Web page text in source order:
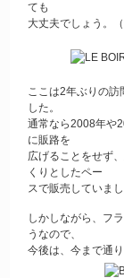
ても
大丈夫でしょう。（
ここは2年ぶりの訪
した。
通常なら2008年や
に販路を
広げることをせず
くりとしたペー
スで販売していま
しかしながら、フ
うなので、
今後は、今まで通